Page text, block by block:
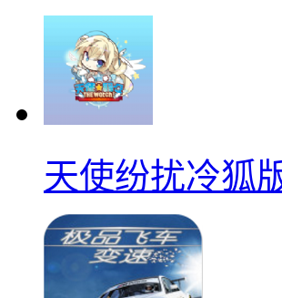
天使纷扰冷狐